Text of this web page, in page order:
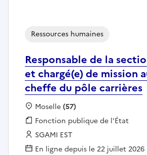
Responsable de la
et chargé(e) de mission
cheffe du pôle carrières
Ressources humaines
Localisation :
Moselle(57)
Fonction publique :
Fonction publique de l'État
Employeur :
SGAMI EST
En ligne depuis le 22 juillet 2026